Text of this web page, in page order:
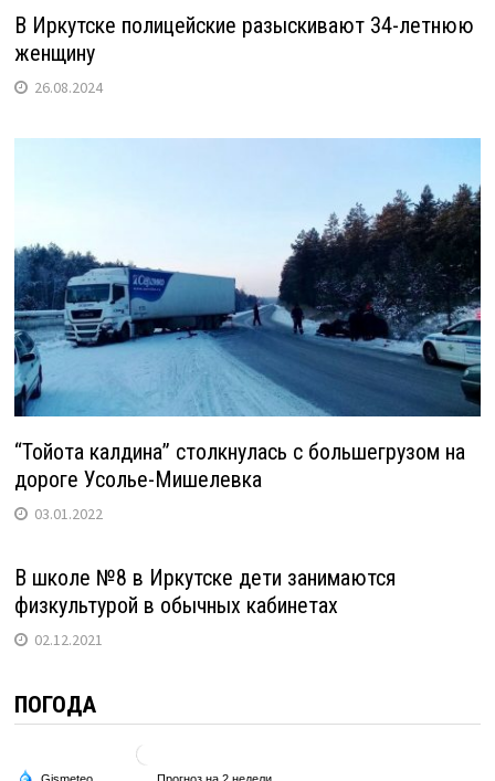
В Иркутске полицейские разыскивают 34-летнюю
женщину
26.08.2024
“Тойота калдина” столкнулась с большегрузом на
дороге Усолье-Мишелевка
03.01.2022
В школе №8 в Иркутске дети занимаются
физкультурой в обычных кабинетах
02.12.2021
ПОГОДА